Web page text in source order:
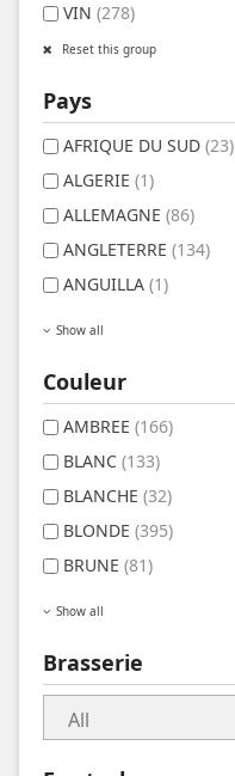
VIN (278)
Reset this group
Pays
AFRIQUE DU SUD (23)
ALGERIE (1)
ALLEMAGNE (86)
ANGLETERRE (134)
ANGUILLA (1)
Show all
Couleur
AMBREE (166)
BLANC (133)
BLANCHE (32)
BLONDE (395)
BRUNE (81)
Show all
Brasserie